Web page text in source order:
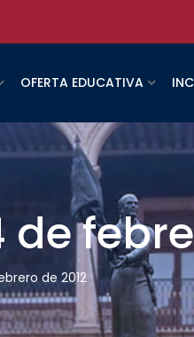
OFERTA EDUCATIVA
de 2012